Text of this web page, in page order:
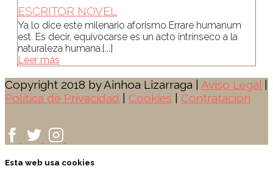
ESCRITOR NOVEL
Ya lo dice este milenario aforismo Errare humanum
est. Es decir, equivocarse es un acto intrínseco a la
naturaleza humana.[...]
Leer más
Copyright 2018 by Ainhoa Lizarraga | Aviso Legal
Política de Privacidad
Cookies Contratación
Esta web usa cookies